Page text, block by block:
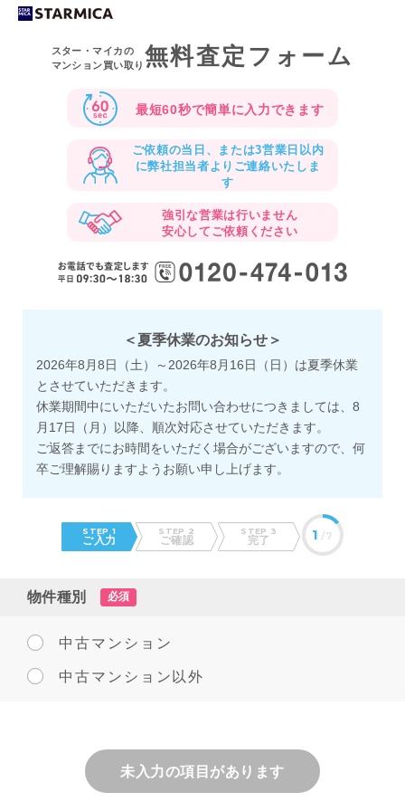
スター・マイカの
マンション買い取り 無料査定フォーム
最短60秒で簡単に入力できます
ご依頼の当日、または3営業日以内
に弊社担当者よりご連絡いたしま
す
強引な営業は行いません
安心してご依頼ください
＜夏季休業のお知らせ＞
2026年8月8日（土）～2026年8月16日（日）は夏季休業
とさせていただきます。
休業期間中にいただいたお問い合わせにつきましては、8
月17日（月）以降、順次対応させていただきます。
ご返答までにお時間をいただく場合がございますので、何
卒ご理解賜りますようお願い申し上げます。
STEP 1
ご入力
STEP 2
ご確認
STEP 3
完了 1 /7
物件種別 必須
中古マンション
中古マンション以外
未入力の項目があります